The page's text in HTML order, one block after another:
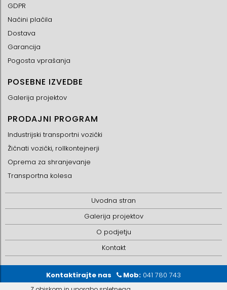
GDPR
Načini plačila
Dostava
Garancija
Pogosta vprašanja
POSEBNE IZVEDBE
Galerija projektov
PRODAJNI PROGRAM
Industrijski transportni vozički
Žičnati vozički, rollkontejnerji
Oprema za shranjevanje
Transportna kolesa
Uvodna stran
Galerija projektov
O podjetju
Kontakt
Kontaktirajte nas Mob: 041 780 743
Email:info@perfect-move.eu